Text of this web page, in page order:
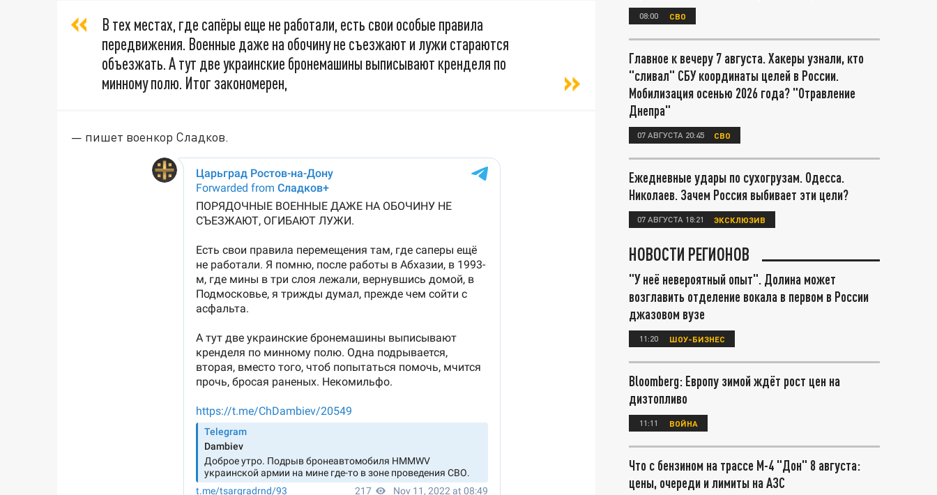
В тех местах, где сапёры еще не работали, есть свои особые правила
передвижения. Военные даже на обочину не съезжают и лужи стараются
объезжать. А тут две украинские бронемашины выписывают кренделя по
минному полю. Итог закономерен,
— пишет военкор Сладков.
08:00 СВО
Главное к вечеру 7 августа. Хакеры узнали, кто
"сливал" СБУ координаты целей в России.
Мобилизация осенью 2026 года? "Отравление
Днепра"
07 АВГУСТА 20:45 СВО
Ежедневные удары по сухогрузам. Одесса.
Николаев. Зачем Россия выбивает эти цели?
07 АВГУСТА 18:21 ЭКСКЛЮЗИВ
НОВОСТИ РЕГИОНОВ
"У неё невероятный опыт". Долина может
возглавить отделение вокала в первом в России
джазовом вузе
11:20 ШОУ-БИЗНЕС
Bloomberg: Европу зимой ждёт рост цен на
дизтопливо
11:11 ВОЙНА
Что с бензином на трассе М-4 "Дон" 8 августа:
цены, очереди и лимиты на АЗС